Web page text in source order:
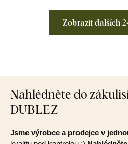
Zobrazit dalších
Nahlédněte do
DUBLEZ
Jsme výrobce a prodejce v